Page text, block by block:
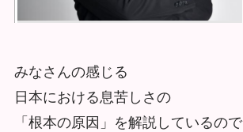
みなさんの感じる
日本における息苦しさの
「根本の原因」を解説しているので